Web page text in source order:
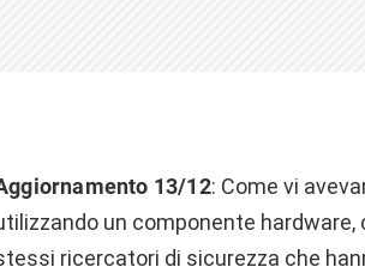
13/12: Come vi
un componente
ricercatori di sicurezza che